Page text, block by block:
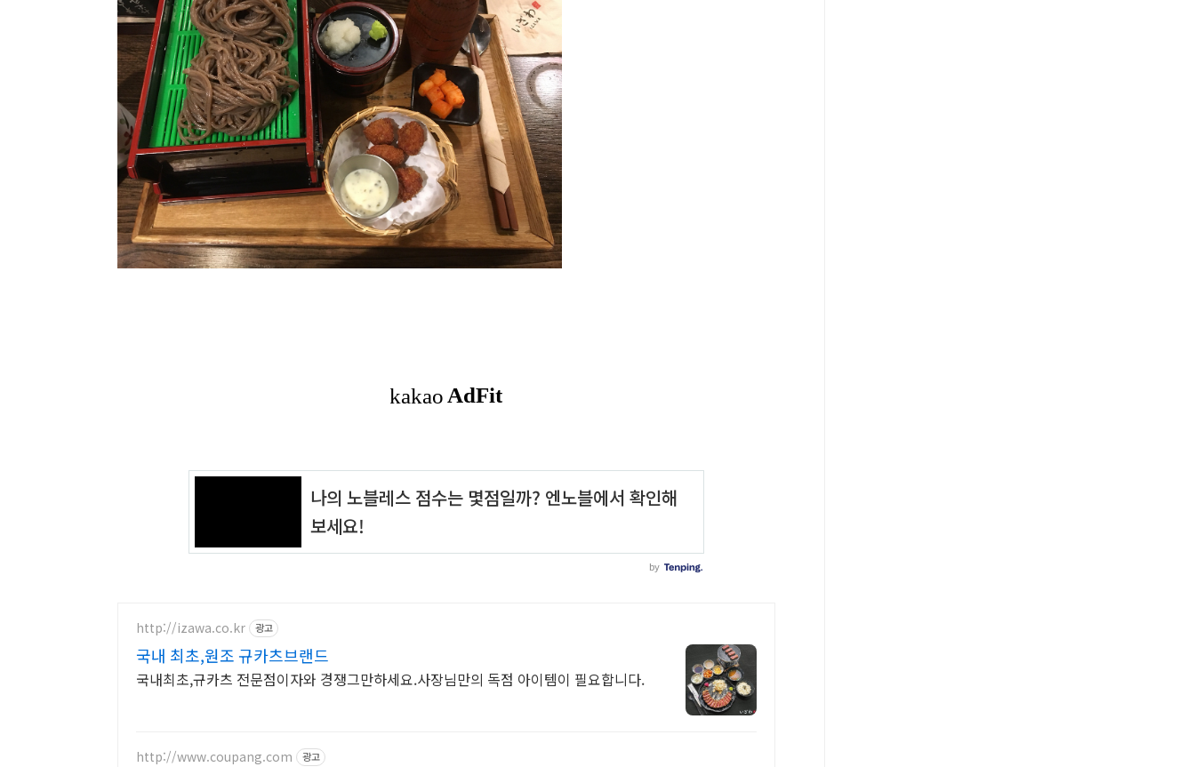
http://izawa.co.kr 광고
국내 최초,원조 규카츠브랜드
국내최초,규카츠 전문점이자와 경쟁그만하세요.사장님만의 독점 아이템이 필요합니다.
http://www.coupang.com 광고